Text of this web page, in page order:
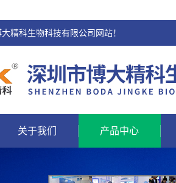
精科生物科技有限公司网站！
关于我们 产品中心